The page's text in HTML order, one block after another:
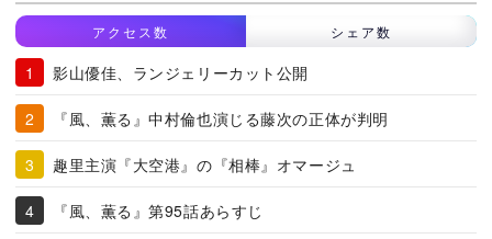
アクセス数 シェア数
影山優佳、ランジェリーカット公開
『風、薫る』中村倫也演じる藤次の正体が判明
趣里主演『大空港』の『相棒』オマージュ
『風、薫る』第95話あらすじ